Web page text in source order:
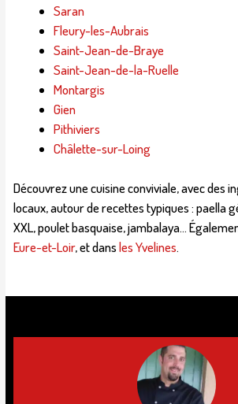
Saran
Fleury-les-Aubrais
Saint-Jean-de-Braye
Saint-Jean-de-la-Ruelle
Montargis
Gien
Pithiviers
Châlette-sur-Loing
Découvrez une cuisine conviviale, avec des
locaux, autour de recettes typiques : paella
XXL, poulet basquaise, jambalaya…
Eure-et-Loir, et dansles Yvelines.